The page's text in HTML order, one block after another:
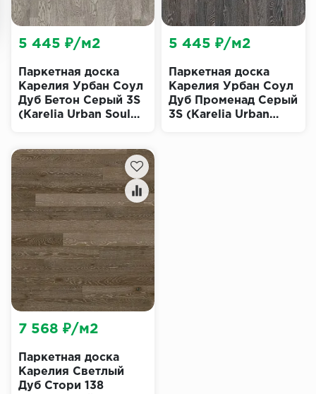
Паркетная доска
Карелия Урбан Соул
Дуб Бетон Серый 3S
(Karelia Urban Soul
5 445 ₽/м2
Паркетная доска
Карелия Урбан Соул
Дуб Променад Серый
3S (Karelia Urban
5 445 ₽/м2
Паркетная доска
Карелия Светлый
Дуб Стори 138
7 568 ₽/м2